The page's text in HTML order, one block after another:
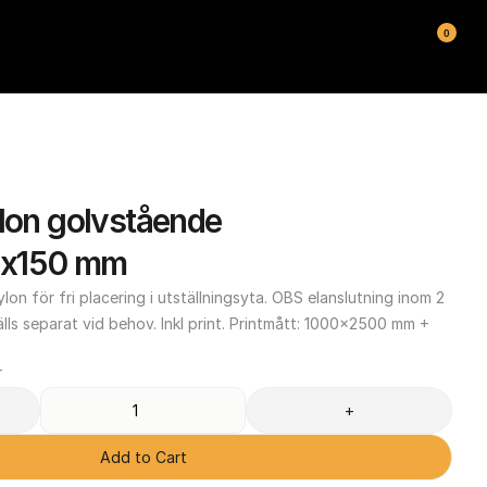
golvstående
mm
för fri placering i utställningsyta. OBS elanslutning inom 2
separat vid behov. Inkl print. Printmått: 1000x2500 mm +
+
Add to Cart
0